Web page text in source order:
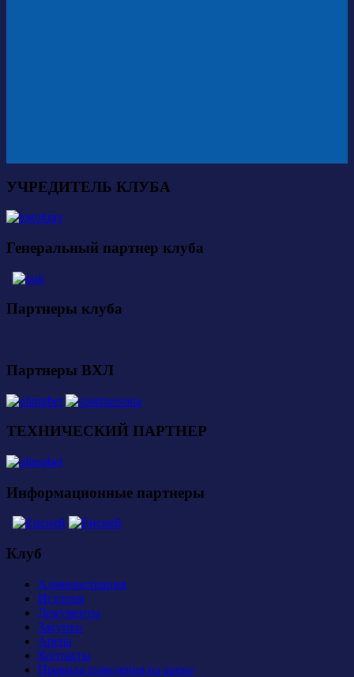
УЧРЕДИТЕЛЬ КЛУБА
Генеральный партнер клуба
Партнеры клуба
Партнеры ВХЛ
ТЕХНИЧЕСКИЙ ПАРТНЕР
Информационные партнеры
Клуб
Администрация
История
Документы
Закупки
Арена
Контакты
Правила поведения на арене